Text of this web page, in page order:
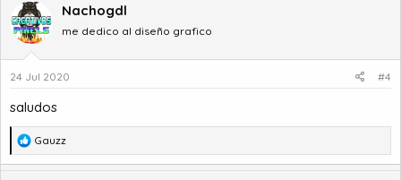
c
c
i
o
n
s
Nachogdl
me dedico al diseño grafico
24 Jul 2020 #4
saludos
R
e
Gauzz